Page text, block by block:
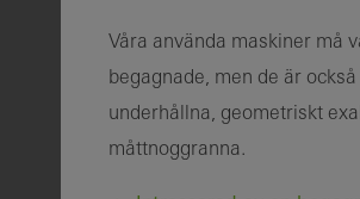
Våra använda maskiner må
begagnade, men de är
underhållna, geometriskt
måttnoggranna.